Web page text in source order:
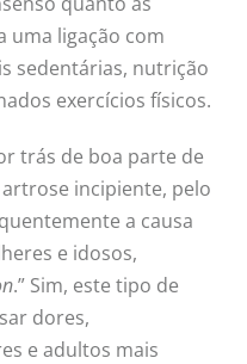
uma ligação com
sedentárias, nutrição
exercícios físicos.
trás de boa parte de
incipiente, pelo
a causa
e idosos,
.” Sim, este tipo de
dores,
e adultos mais